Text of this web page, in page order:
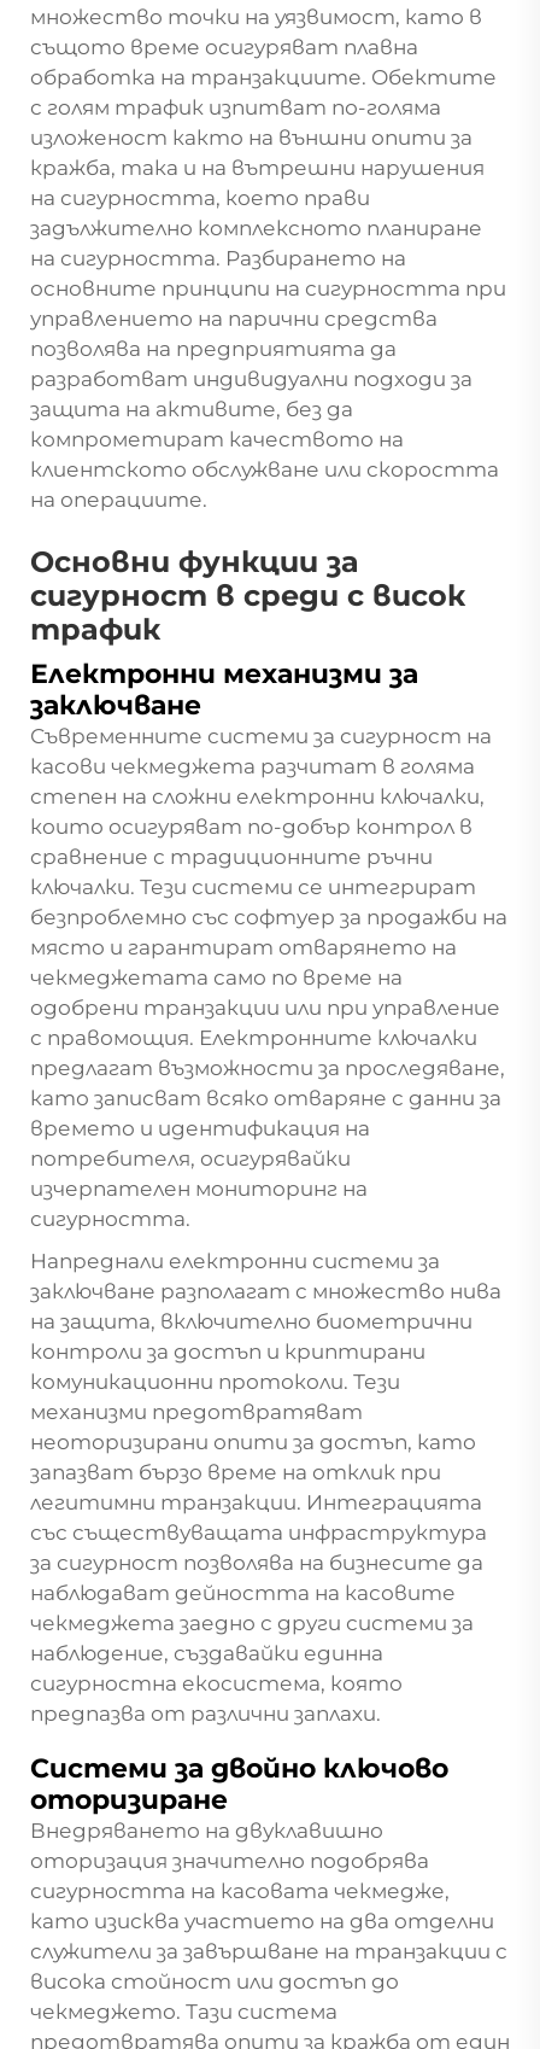
множество точки на уязвимост, като в
същото време осигуряват плавна
обработка на транзакциите. Обектите
с голям трафик изпитват по-голяма
изложеност както на външни опити за
кражба, така и на вътрешни нарушения
на сигурността, което прави
задължително комплексното планиране
на сигурността. Разбирането на
основните принципи на сигурността при
управлението на парични средства
позволява на предприятията да
разработват индивидуални подходи за
защита на активите, без да
компрометират качеството на
клиентското обслужване или скоростта
на операциите.
Основни функции за
сигурност в среди с висок
трафик
Електронни механизми за
заключване
Съвременните системи за сигурност на
касови чекмеджета разчитат в голяма
степен на сложни електронни ключалки,
които осигуряват по-добър контрол в
сравнение с традиционните ръчни
ключалки. Тези системи се интегрират
безпроблемно със софтуер за продажби на
място и гарантират отварянето на
чекмеджетата само по време на
одобрени транзакции или при управление
с правомощия. Електронните ключалки
предлагат възможности за проследяване,
като записват всяко отваряне с данни за
времето и идентификация на
потребителя, осигурявайки
изчерпателен мониторинг на
сигурността.
Напреднали електронни системи за
заключване разполагат с множество нива
на защита, включително биометрични
контроли за достъп и криптирани
комуникационни протоколи. Тези
механизми предотвратяват
неоторизирани опити за достъп, като
запазват бързо време на отклик при
легитимни транзакции. Интеграцията
със съществуващата инфраструктура
за сигурност позволява на бизнесите да
наблюдават дейността на касовите
чекмеджета заедно с други системи за
наблюдение, създавайки единна
сигурностна екосистема, която
предпазва от различни заплахи.
Системи за двойно ключово
оторизиране
Внедряването на двуклавишно
оторизация значително подобрява
сигурността на касовата чекмедже,
като изисква участието на два отделни
служители за завършване на транзакции с
висока стойност или достъп до
чекмеджето. Тази система
предотвратява опити за кражба от един